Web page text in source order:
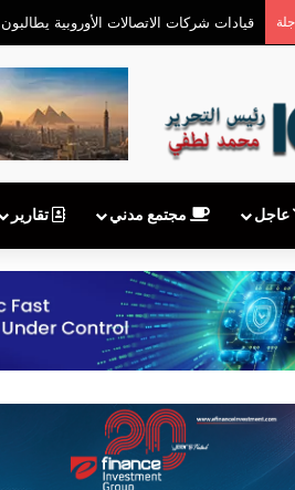
معهدITI شريك أكاديمي في المؤتمر السنوي للمنظمة العربية لشبكات البحث والتعليم
عاجل مجتمع مدني تقارير